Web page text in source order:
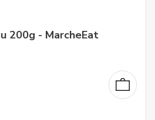
200g - MarcheEat